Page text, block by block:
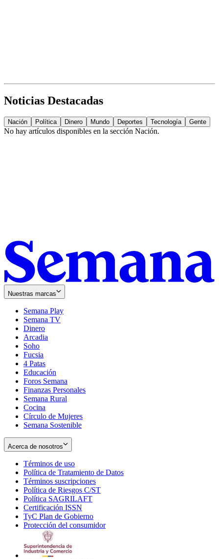
Noticias Destacadas
Nación Política Dinero Mundo Deportes Tecnología Gente
No hay artículos disponibles en la sección Nación.
Nuestras marcas
Semana Play
Semana TV
Dinero
Arcadia
Soho
in
new
window
Fucsia
in
new
window
4 Patas
Educación
Foros Semana
Finanzas Personales
Semana Rural
Cocina
Círculo de Mujeres
Semana Sostenible
Acerca de nosotros
Términos de uso
in
new
window
Política de Tratamiento de Datos
Términos suscripciones
in
Política de Riesgos C/ST
Política SAGRILAFT
new
window
Certificación ISSN
in
new
TyC Plan de Gobierno
in
Protección del consumidorOpens